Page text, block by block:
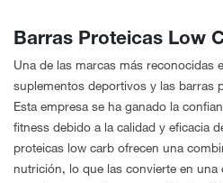
Barras Proteicas Low
Una de las marcas más reconocidas
suplementos deportivos y las barras
Esta empresa se ha ganado la
fitness debido a la calidad y eficacia
proteicas low carb ofrecen una
nutrición, lo que las convierte en una